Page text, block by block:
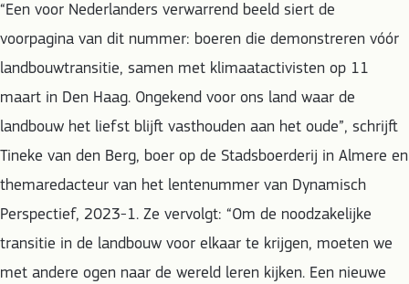
“Een voor Nederlanders verwarrend beeld siert de
voorpagina van dit nummer: boeren die demonstreren vóór
landbouwtransitie, samen met klimaatactivisten op 11
maart in Den Haag. Ongekend voor ons land waar de
landbouw het liefst blijft vasthouden aan het oude”, schrijft
Tineke van den Berg, boer op de Stadsboerderij in Almere en
themaredacteur van het lentenummer van Dynamisch
Perspectief, 2023-1. Ze vervolgt: “Om de noodzakelijke
transitie in de landbouw voor elkaar te krijgen, moeten we
met andere ogen naar de wereld leren kijken. Een nieuwe